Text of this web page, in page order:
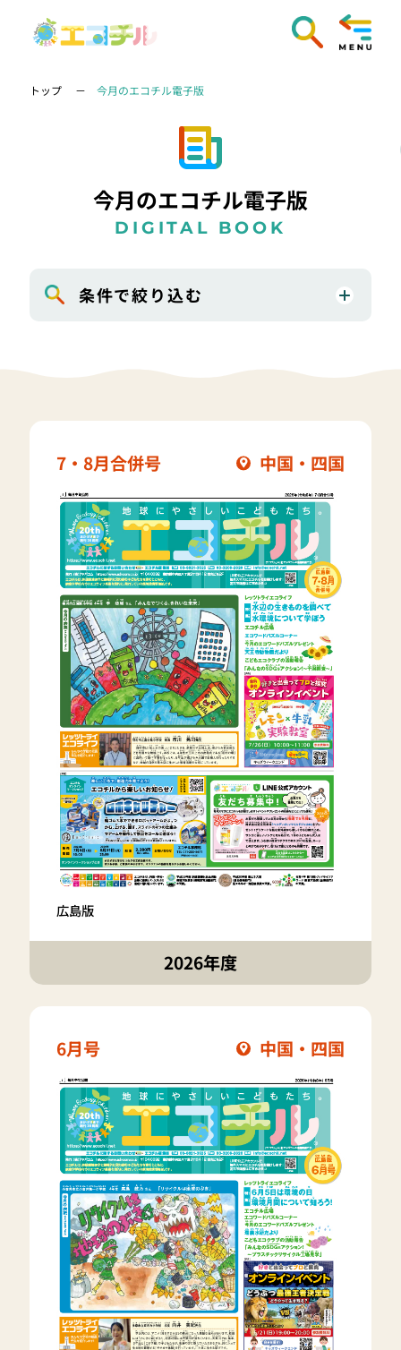
トップ 今月のエコチル電子版
今月のエコチル電子版
DIGITAL BOOK
条件で絞り込む
7・8月合併号 中国・四国
広島版
2026年度
6月号 中国・四国